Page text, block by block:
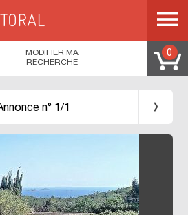
5 PIECES VUE MER Bandol
0
MODIFIER MA
RECHERCHE
n° 1/1